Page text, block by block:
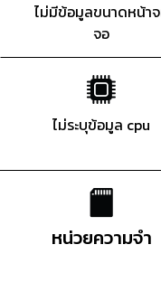
ไม่มีข้อมูลขนาดหน้า
จอ
ไม่ระบุข้อมูล cpu
หน่วยความจำ